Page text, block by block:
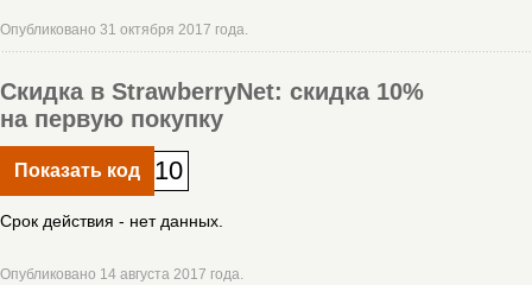
Опубликовано 31 октября 2017 года.
Скидка в StrawberryNet: скидка 10%
на первую покупку
Показать код 10
Срок действия - нет данных.
Опубликовано 14 августа 2017 года.